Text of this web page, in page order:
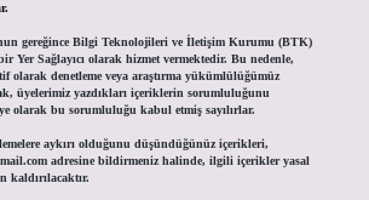
gereğince Bilgi Teknolojileri ve İletişim Kurumu (BTK)
Yer Sağlayıcı olarak hizmet vermektedir. Bu nedenle,
olarak denetleme veya araştırma yükümlülüğümüz
üyelerimiz yazdıkları içeriklerin sorumluluğunu
olarak bu sorumluluğu kabul etmiş sayılırlar.
aykırı olduğunu düşündüğünüz içerikleri,
adresine bildirmeniz halinde, ilgili içerikler yasal
kaldırılacaktır.